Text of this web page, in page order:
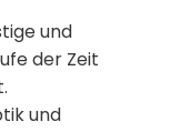
und
der Zeit
und